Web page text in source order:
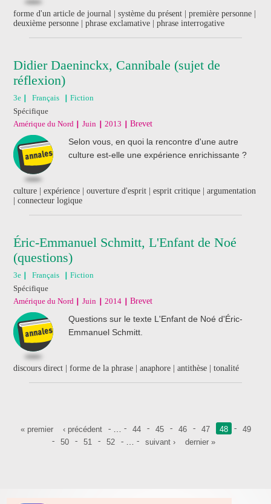
forme d'un article de journal | système du présent | première personne |
deuxième personne | phrase exclamative | phrase interrogative
Didier Daeninckx, Cannibale (sujet de
réflexion)
3e Français
Fiction
Spécifique
Amérique du Nord
Juin 2013 Brevet
Selon vous, en quoi la rencontre d'une autre
culture est-elle une expérience enrichissante ?
culture | expérience | ouverture d'esprit | esprit critique | argumentation
| connecteur logique
Éric-Emmanuel Schmitt, L'Enfant de Noé
(questions)
3e Français
Fiction
Spécifique
Amérique du Nord
Juin 2014 Brevet
Questions sur le texte L'Enfant de Noé d'Éric-
Emmanuel Schmitt.
discours direct | forme de la phrase | anaphore | antithèse | tonalité
Pages
« premier ‹ précédent 44 45 46 47 48
49
50
51 52 suivant › dernier »